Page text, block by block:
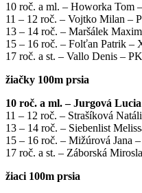
10 roč. a ml. – Howorka Tom
11 – 12 roč. – Vojtko Milan –
13 – 14 roč. – Maršálek
15 – 16 roč. – Folťan Patrik –
17 roč. a st. – Vallo Denis –
žiačky 100m prsia
10 roč. a ml. – Jurgová
11 – 12 roč. – Strašíková
13 – 14 roč. – Siebenlist
15 – 16 roč. – Mižúrová Jana
17 roč. a st. – Záborská
žiaci 100m prsia